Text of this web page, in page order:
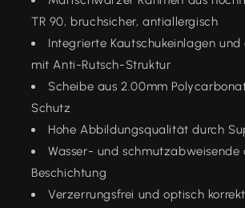
TR 90, bruchsicher, antiallergisch
Integrierte Kautschukeinlagen und
mit Anti-Rutsch-Struktur
Scheibe aus 2.00mm
Schutz
Hohe Abbildungsqualität durch
Wasser- und
Beschichtung
Verzerrungsfrei und optisch